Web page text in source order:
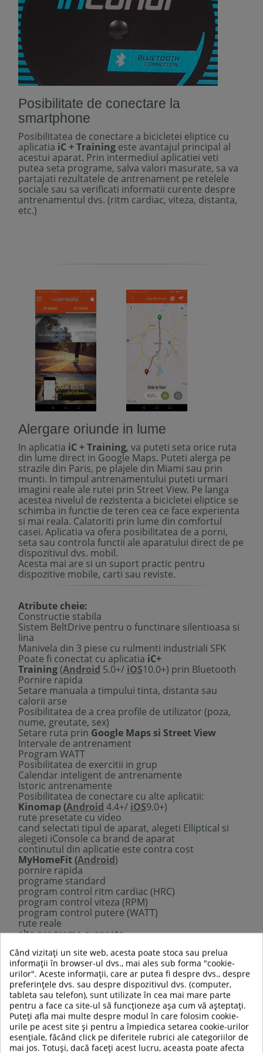
Posibilitate de conectare la
smartphone
Posibilitatea de conectare a bicicletei eliptice cu
aplicatia iC + Training este avantajul principal al
acestui aparat. Prin intermediul aplicatiei veti
putea seta programe, salva valori masurate, sa va
partajati rezultatele de antrenament pe retelele
sociale sau sa verificati informatii curente despre
antrenamentul dvs. (ritm cardiac, viteza, distanta,
etc.)
Alergare oriunde in lume
In aplicatia iC + Training, va puteti seta orice ruta
din lume direct in Google Maps. Puteti alerga pe
strazile din Paris, pe plajele din Miami sau prin
munti. In timpul antrenamentului puteti urmari
imagini reale ale rutei prin Street View. Pe langa
acestea nivelul de rezistenta a bicicletei eliptice se
schimba in functie de teren cea ce face experienta
si mai reala. Calatoriti prin lume din comfortul
casei. Aplicatia va ofera posibilitatea de a porni,
seta sau controla functii ale aparatului direct de pe
dispozitivul dvs. mobil.
Acesta mai are si un suport practic pentru
dispozitive mobile, carti sau reviste.
Atribute cheie:
Constructie stabila
Sistem BeltDrive pentru o functinare silentioasa si
lina
Manivela din 3 piese cu rulmenti industriali SFK
Poate fi conectat cu aplicatia iC+
Training(Android 5.0+/ iOS10.0+) prin Bluetooth
Pornire rapida
Setare manuala a timpului tinta, distanta sau
calorii arse
Posibilitatea de a crea profile de utilizator (poza,
nume, greutate, sex)
Setare ruta prin Google Maps si Street View
Intervale de antrenament
Program WATT
Posibilitatea de exercitii in grup
Calendar inteligent de antrenamente
Istoric antrenamente
Posibilitatea de conectare cu alte aplicatii:
Kinomap (Android 4.4+/ iOS9.0+)
rute presetate cu video
cand selectati tipul de aparat, alegeti Elliptical si
alegeti iConsole ca brand de aparat
continutul din aplicatie este contra cost
MyHomeFit (Android)
pornire rapida
programe standard
program control ritm cardiac (HRC)
program control viteza (RPM)
program control putere (WATT)
rute reale
alte programe avansate
verificati daca aplicatia este compatibila cu
dispozitivul dvs. mobil inainte
trebuie sa aveti pornti WiFi, Bluetooth si GPS-ul
pentru ca aplicatia sa functioneze corect
inSPORTline nu este dezvoltatorul acestor aplicatii
mentionate si nu isi asuma responsabilitatea
pentru posibile erori sau incompatibilitati ale
aplicatiei
Display LCD retroiluminat
Computerul afiseaza:timp, viteza, distanta, puls,
Când vizitați un site web, acesta poate stoca sau prelua
informații în browser-ul dvs., mai ales sub forma "cookie-
urilor". Aceste informații, care ar putea fi despre dvs., despre
preferințele dvs. sau despre dispozitivul dvs. (computer,
tableta sau telefon), sunt utilizate în cea mai mare parte
pentru a face ca site-ul să funcționeze așa cum vă așteptați.
Puteți afla mai multe despre modul în care folosim cookie-
urile pe acest site și pentru a împiedica setarea cookie-urilor
esențiale, făcând click pe diferitele rubrici ale categoriilor de
mai jos. Totuși, dacă faceți acest lucru, aceasta poate afecta